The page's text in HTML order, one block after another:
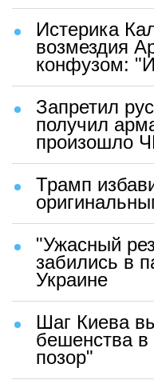
Истерика
возмездия
конфузом:
Запретил
получил
произошло
Трамп
"Ужасный
забились в
Украине
Шаг Киева
бешенства
позор"